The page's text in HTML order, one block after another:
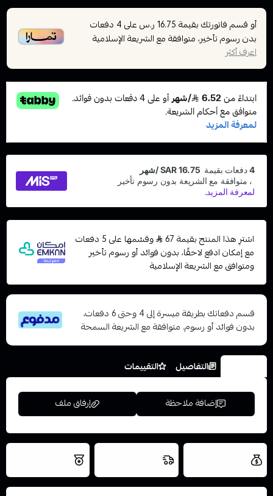
أو قسم فاتورتك بقيمة 16.75 ر.س على4 دفعات
بدون رسوم تأخير، متوافقة مع الشريعة الإسلامية
اعرف أكثر
اشترِ هذا المنتج بقيمة 67
وقسّمها على 5 دفعات
مع إمكان ادفع لاحقًا، بدون فوائد أو رسوم تأخير
ومتوافق مع الشريعة الإسلامية
قسم دفعاتك بطريقة ميسرة إلى 4 وحتى 6 دفعات،
بدون فوائد أو رسوم. متوافقة مع الشريعة السمحة
التفاصيل التقييمات
إضافة ملاحظة إرفاق ملف
اسحب و افلت الملف هنا
استعراض
نتميز بلجودة